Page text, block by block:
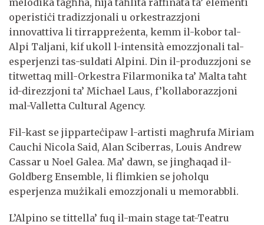
operistiċi tradizzjonali u orkestrazzjoni
innovattiva li tirrappreżenta, kemm il-kobor tal-
Alpi Taljani, kif ukoll l-intensità emozzjonali tal-
esperjenzi tas-suldati Alpini. Din il-produzzjoni se
titwettaq mill-Orkestra Filarmonika ta’ Malta taħt
id-direzzjoni ta’ Michael Laus, f’kollaborazzjoni
mal-Valletta Cultural Agency.
Fil-kast se jipparteċipaw l-artisti magħrufa Miriam
Cauchi Nicola Said, Alan Sciberras, Louis Andrew
Cassar u Noel Galea. Ma’ dawn, se jingħaqad il-
Goldberg Ensemble, li flimkien se joħolqu
esperjenza mużikali emozzjonali u memorabbli.
L’Alpino se tittella’ fuq il-main stage tat-Teatru